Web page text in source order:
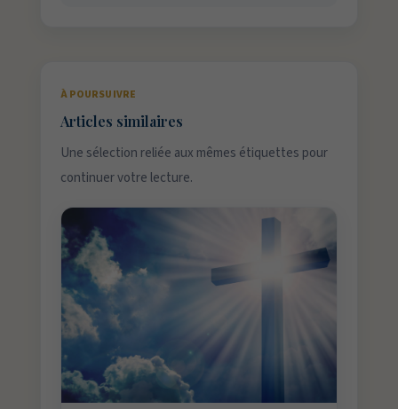
À POURSUIVRE
Articles similaires
Une sélection reliée aux mêmes étiquettes pour
continuer votre lecture.